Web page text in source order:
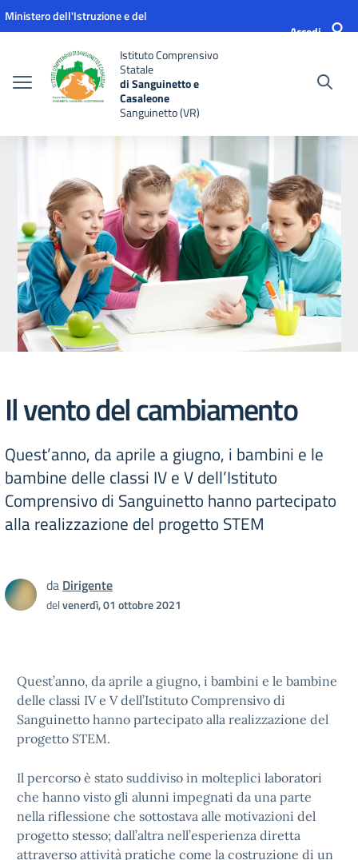
Vai ai contenuti
Vai al menu di navigazione
Vai al footer
Ministero dell'Istruzione e del
Accedi
Istituto Comprensivo
Statale
di Sanguinetto e
Casaleone
Sanguinetto (VR)
Il vento del cambiamento
Quest’anno, da aprile a giugno, i bambini e le
bambine delle classi IV e V dell’Istituto
Comprensivo di Sanguinetto hanno partecipato
alla realizzazione del progetto STEM
da Dirigente
delvenerdì, 01 ottobre 2021
Quest’anno, da aprile a giugno, i bambini e le bambine
delle classi IV e V dell’Istituto Comprensivo di
Sanguinetto hanno partecipato alla realizzazione del
progetto STEM.
Il percorso è stato suddiviso in molteplici laboratori
che hanno visto gli alunni impegnati da una parte
nella riflessione che sottostava alle motivazioni del
progetto stesso; dall’altra nell’esperienza diretta
attraverso attività pratiche come la costruzione di un